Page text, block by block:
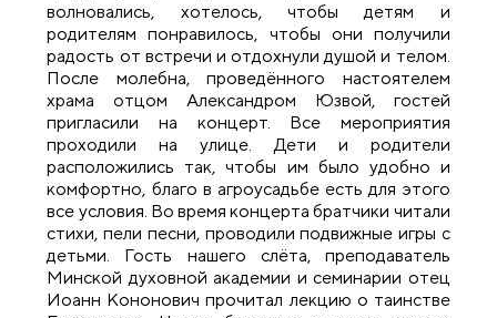
волновались, хотелось, чтобы детям и
родителям понравилось, чтобы они получили
радость от встречи и отдохнули душой и телом.
После молебна, проведённого настоятелем
храма отцом Александром Юзвой, гостей
пригласили на концерт. Все мероприятия
проходили на улице. Дети и родители
расположились так, чтобы им было удобно и
комфортно, благо в агроусадьбе есть для этого
все условия. Во время концерта братчики читали
стихи, пели песни, проводили подвижные игры с
детьми. Гость нашего слёта, преподаватель
Минской духовной академии и семинарии отец
Иоанн Кононович прочитал лекцию о таинстве